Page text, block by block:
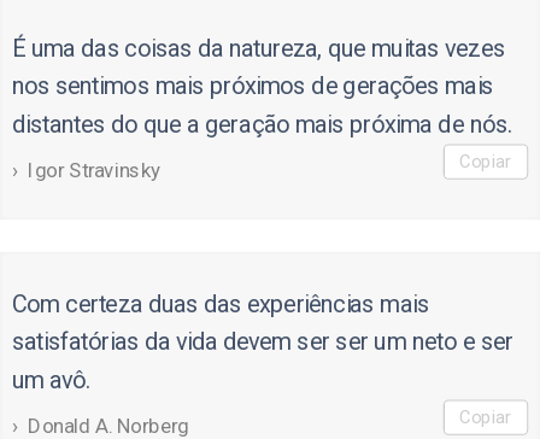
É uma das coisas da natureza, que muitas vezes
nos sentimos mais próximos de gerações mais
distantes do que a geração mais próxima de nós.
Igor Stravinsky Copiar
Com certeza duas das experiências mais
satisfatórias da vida devem ser ser um neto e ser
um avô.
Donald A. Norberg Copiar